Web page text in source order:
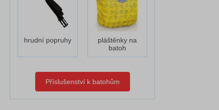
hrudní popruhy
pláštěnky na
batoh
Příslušenství k batohům